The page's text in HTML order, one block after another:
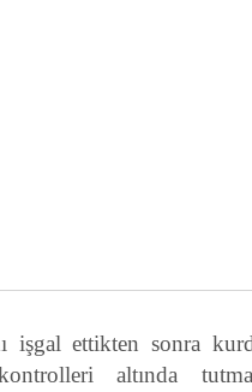
işgal ettikten sonra
altında